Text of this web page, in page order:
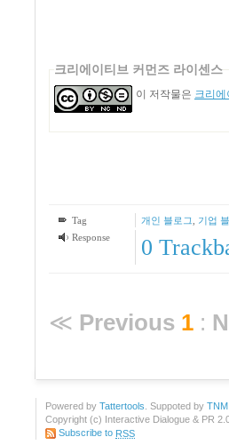
크리에이티브 커먼즈 라이센스
이 저작물은 크리
Tag 개인 블로그 기업
Response
0
≪ Previous 1 :
Powered by Tattertools . Suppoted by
Copyright (c) Interactive Dialogue & PR
Subscribe to RSS